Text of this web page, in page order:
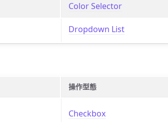
Color Selector
Dropdown List
操作型態
Checkbox